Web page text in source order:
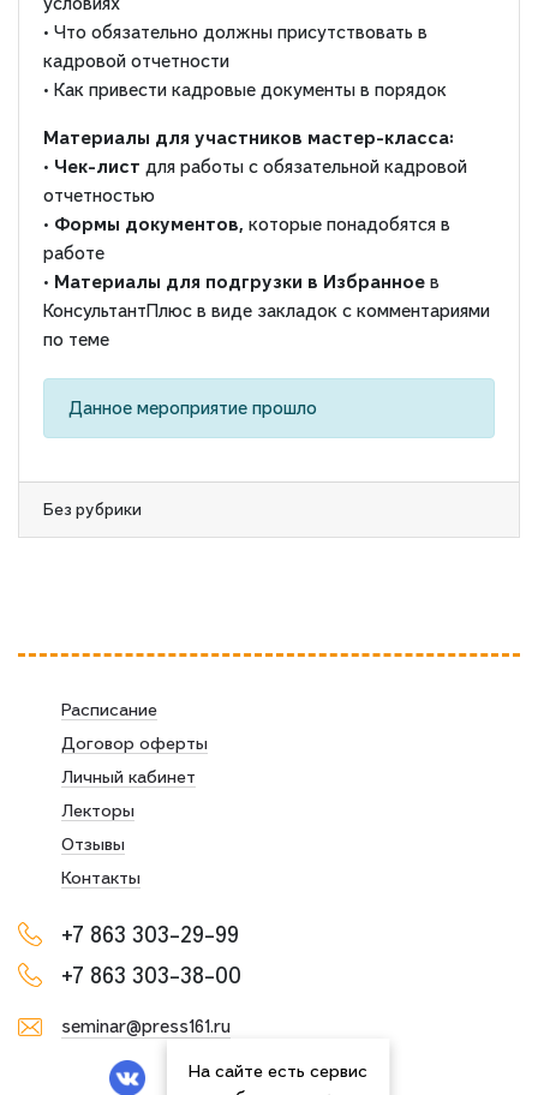
• Что обязательно должны присутствовать в
кадровой отчетности
• Как привести кадровые документы в порядок
Материалы для участников мастер-класса:
• Чек-лист для работы с обязательной кадровой
отчетностью
• Формы документов, которые понадобятся в
работе
• Материалы для подгрузки в Избранное в
КонсультантПлюс в виде закладок с комментариями
по теме
Данное мероприятие прошло
Без рубрики
Расписание
Договор оферты
Личный кабинет
Лекторы
Отзывы
Контакты
+7 863 303-29-99
+7 863 303-38-00
seminar@press161.ru
На сайте есть сервис